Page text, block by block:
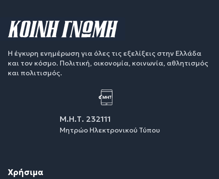
Η έγκυρη ενημέρωση για όλες τις εξελίξεις στην Ελλάδα
και τον κόσμο. Πολιτική, οικονομία, κοινωνία, αθλητισμός
και πολιτισμός.
Μ.Η.Τ. 232111
Μητρώο Ηλεκτρονικού Τύπου
Χρήσιμα